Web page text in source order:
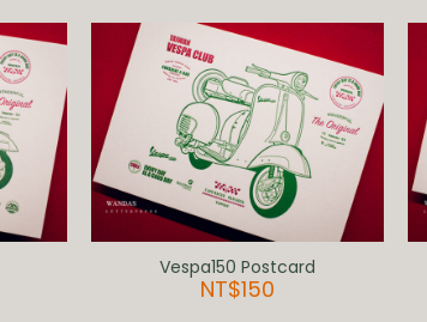
Vespa150 Postcard
NT$150